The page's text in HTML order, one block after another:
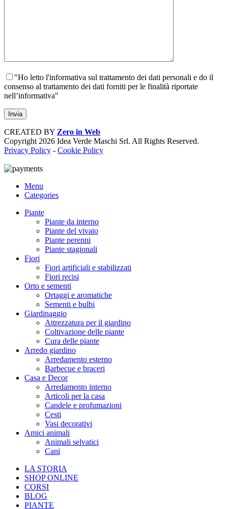
"Ho letto l'informativa sul trattamento dei dati personali e do il
consenso al trattamento dei dati forniti per le finalità riportate
nell’informativa"
CREATED BY Zero in Web
Copyright 2026 Idea Verde Maschi Srl. All Rights Reserved.
Privacy Policy - Cookie Policy
Menu
Categories
Piante
Piante da interno
Piante del vivaio
Piante perenni
Piante stagionali
Fiori
Fiori artificiali e stabilizzati
Fiori recisi
Orto e sementi
Ortaggi e aromatiche
Sementi e bulbi
Giardinaggio
Attrezzatura per il giardino
Coltivazione delle piante
Cura delle piante
Arredo giardino
Arredamento esterno
Barbecue e braceri
Casa e Decor
Arredamento interno
Articoli per la casa
Candele e profumazioni
Cesti
Vasi decorativi
Amici animali
Animali selvatici
Cani
LA STORIA
SHOP ONLINE
CORSI
BLOG
PIANTE